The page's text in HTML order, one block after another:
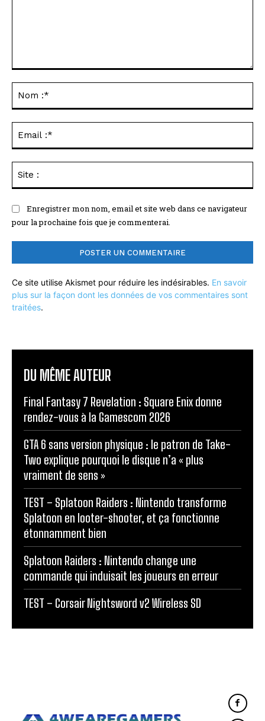
Enregistrer mon nom, email et site web dans ce navigateur
pour la prochaine fois que je commenterai.
Ce site utilise Akismet pour réduire les indésirables. En savoir
plus sur la façon dont les données de vos commentaires sont
traitées.
DU MÊME AUTEUR
Final Fantasy 7 Revelation : Square Enix donne
rendez-vous à la Gamescom 2026
GTA 6 sans version physique : le patron de Take-
Two explique pourquoi le disque n’a « plus
vraiment de sens »
TEST – Splatoon Raiders : Nintendo transforme
Splatoon en looter-shooter, et ça fonctionne
étonnamment bien
Splatoon Raiders : Nintendo change une
commande qui induisait les joueurs en erreur
TEST – Corsair Nightsword v2 Wireless SD